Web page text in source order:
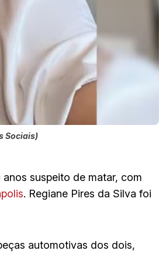
Sociais)
suspeito de matar, com
. Regiane Pires da Silva foi
automotivas dos dois,